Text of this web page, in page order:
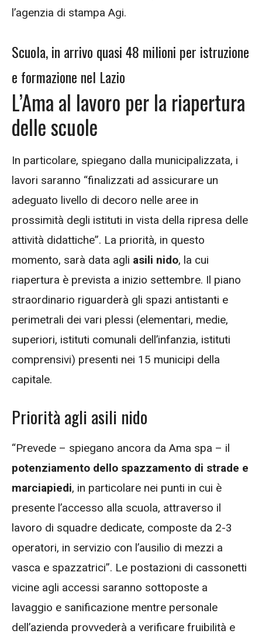
l’agenzia di stampa Agi.
Scuola, in arrivo quasi 48 milioni per istruzione
e formazione nel Lazio
L’Ama al lavoro per la riapertura
delle scuole
In particolare, spiegano dalla municipalizzata, i
lavori saranno “finalizzati ad assicurare un
adeguato livello di decoro nelle aree in
prossimità degli istituti in vista della ripresa delle
attività didattiche”. La priorità, in questo
momento, sarà data agli asili nido, la cui
riapertura è prevista a inizio settembre. Il piano
straordinario riguarderà gli spazi antistanti e
perimetrali dei vari plessi (elementari, medie,
superiori, istituti comunali dell’infanzia, istituti
comprensivi) presenti nei 15 municipi della
capitale.
Priorità agli asili nido
“Prevede – spiegano ancora da Ama spa – il
potenziamento dello spazzamento di strade e
marciapiedi, in particolare nei punti in cui è
presente l’accesso alla scuola, attraverso il
lavoro di squadre dedicate, composte da 2-3
operatori, in servizio con l’ausilio di mezzi a
vasca e spazzatrici”. Le postazioni di cassonetti
vicine agli accessi saranno sottoposte a
lavaggio e sanificazione mentre personale
dell’azienda provvederà a verificare fruibilità e